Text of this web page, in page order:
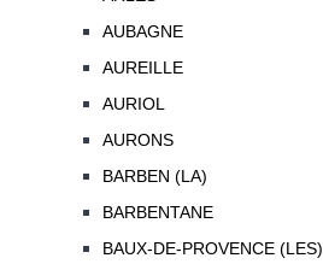
AUBAGNE
AUREILLE
AURIOL
AURONS
BARBEN (LA)
BARBENTANE
BAUX-DE-PROVENCE (LES)